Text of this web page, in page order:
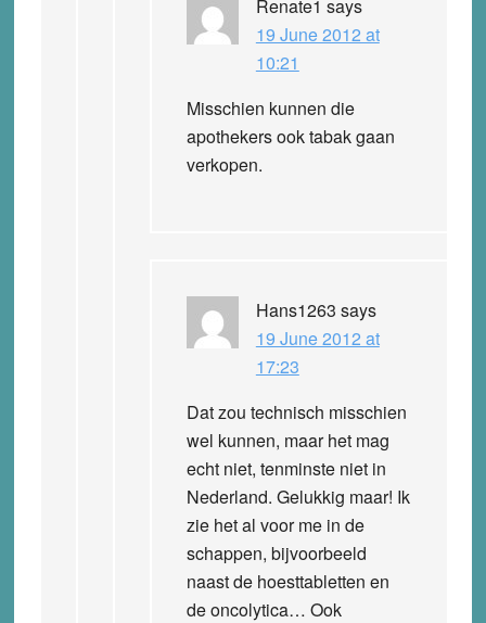
Renate1 says
19 June 2012 at
10:21
Misschien kunnen die
apothekers ook tabak gaan
verkopen.
Hans1263 says
19 June 2012 at
17:23
Dat zou technisch misschien
wel kunnen, maar het mag
echt niet, tenminste niet in
Nederland. Gelukkig maar! Ik
zie het al voor me in de
schappen, bijvoorbeeld
naast de hoesttabletten en
de oncolytica… Ook